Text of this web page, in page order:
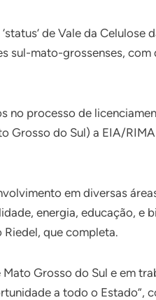
de Vale da
sul-mato-grossenses,
processo de
Grosso do Sul) a EIA/
em diversas
energia, educação,
que completa.
Grosso do Sul e em
a todo o Estado”,